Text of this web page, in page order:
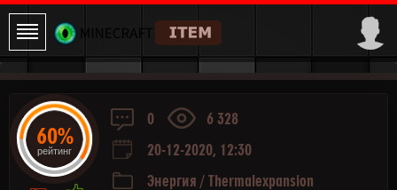
0
6 328
20-12-2020, 12:30
Энергия / Thermalexpansion
60%
рейтинг